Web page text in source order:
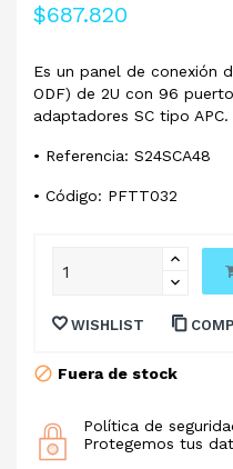
$687.820
Es un panel de conexión
ODF) de 2U con 96
adaptadores SC tipo APC.
• Referencia: S24SCA48
• Código: PFTT032
WISHLIST
Fuera de stock
Política de
Protegemos tus